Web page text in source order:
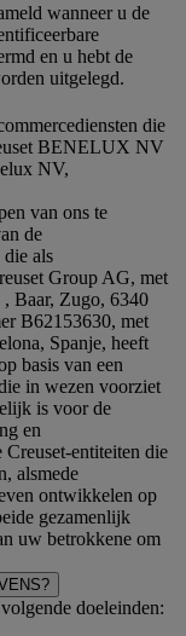
wanneer u de
en u hebt de
uitgelegd.
die
BENELUX NV
NV,
van ons te
de
die als
Group AG, met
Baar, Zugo, 6340
B62153630, met
Spanje, heeft
basis van een
in wezen voorziet
is voor de
en
entiteiten die
alsmede
ontwikkelen op
gezamenlijk
uw betrokkene om
doeleinden: